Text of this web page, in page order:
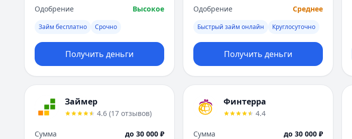
Одобрение
Высокое
Займ бесплатно Срочно
Получить деньги
Одобрение
Среднее
Быстрый займ онлайн Круглосуточно
Получить деньги
Займер
4.6 (17 отзывов)
Сумма
до 30 000 ₽
Финтерра
4.4
Сумма
до 30 000 ₽